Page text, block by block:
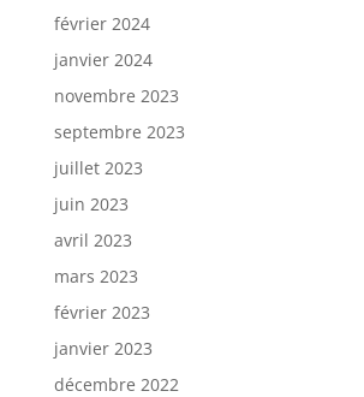
février 2024
janvier 2024
novembre 2023
septembre 2023
juillet 2023
juin 2023
avril 2023
mars 2023
février 2023
janvier 2023
décembre 2022